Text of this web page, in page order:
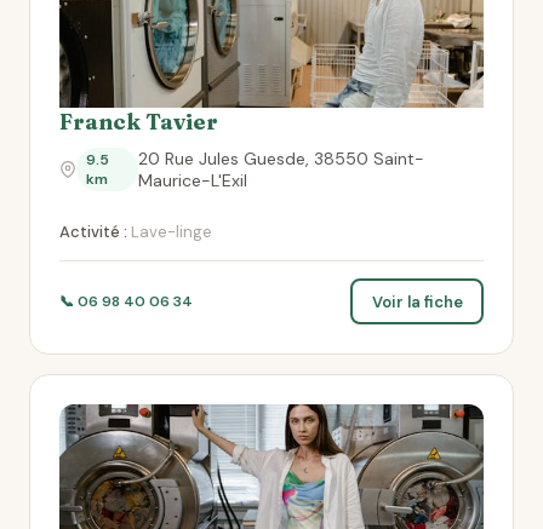
Franck Tavier
9.5
km
20 Rue Jules Guesde, 38550 Saint-
Maurice-L'Exil
Activité : Lave-linge
📞 06 98 40 06 34 Voir la fiche